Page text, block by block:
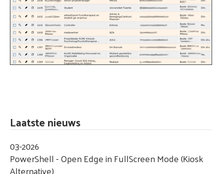
Laatste nieuws
03-2026
PowerShell - Open Edge in FullScreen Mode (Kiosk